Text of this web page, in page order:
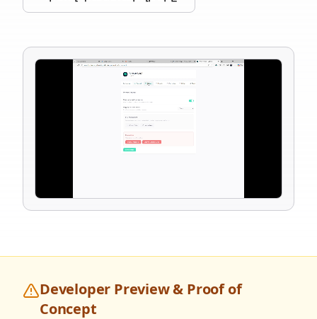
Developer Preview & Proof of
Concept